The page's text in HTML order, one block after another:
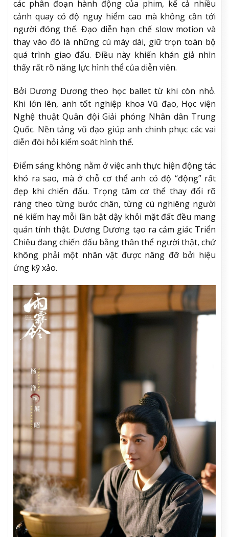
các phân đoạn hành động của phim, kể cả nhiều
cảnh quay có độ nguy hiểm cao mà không cần tới
người đóng thế. Đạo diễn hạn chế slow motion và
thay vào đó là những cú máy dài, giữ trọn toàn bộ
quá trình giao đấu. Điều này khiến khán giả nhìn
thấy rất rõ năng lực hình thể của diễn viên.
Bởi Dương Dương theo học ballet từ khi còn nhỏ.
Khi lớn lên, anh tốt nghiệp khoa Vũ đạo, Học viện
Nghệ thuật Quân đội Giải phóng Nhân dân Trung
Quốc. Nền tảng vũ đạo giúp anh chinh phục các vai
diễn đòi hỏi kiểm soát hình thể.
Điểm sáng không nằm ở việc anh thực hiện động tác
khó ra sao, mà ở chỗ cơ thể anh có độ “động” rất
đẹp khi chiến đấu. Trọng tâm cơ thể thay đổi rõ
ràng theo từng bước chân, từng cú nghiêng người
né kiếm hay mỗi lần bật dậy khỏi mặt đất đều mang
quán tính thật. Dương Dương tạo ra cảm giác Triển
Chiêu đang chiến đấu bằng thân thể người thật, chứ
không phải một nhân vật được nâng đỡ bởi hiệu
ứng kỹ xảo.